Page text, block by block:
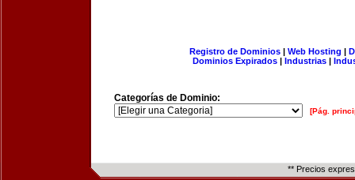
Registro de Dominios| Web Hosting |
Dominios Expirados | Industrias |
Categorías de Dominio:
[Pág.
** Precios